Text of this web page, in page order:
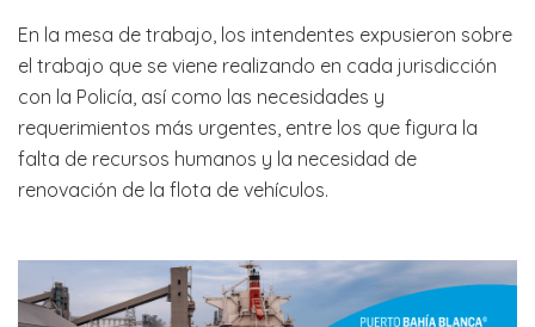
En la mesa de trabajo, los intendentes expusieron sobre
el trabajo que se viene realizando en cada jurisdicción
con la Policía, así como las necesidades y
requerimientos más urgentes, entre los que figura la
falta de recursos humanos y la necesidad de
renovación de la flota de vehículos.